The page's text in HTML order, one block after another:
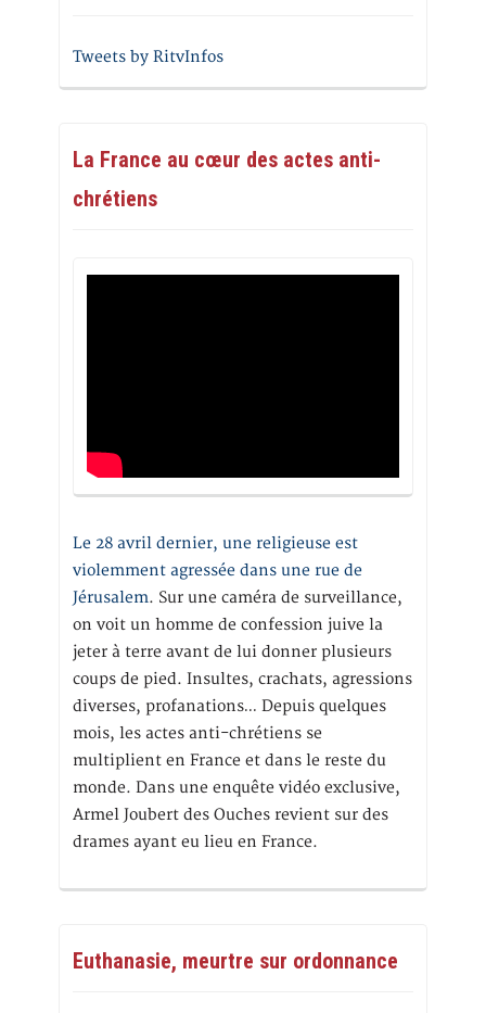
Tweets by RitvInfos
La France au cœur des actes anti-
chrétiens
Le 28 avril dernier, une religieuse est
violemment agressée dans une rue de
Jérusalem. Sur une caméra de surveillance,
on voit un homme de confession juive la
jeter à terre avant de lui donner plusieurs
coups de pied. Insultes, crachats, agressions
diverses, profanations… Depuis quelques
mois, les actes anti-chrétiens se
multiplient en France et dans le reste du
monde. Dans une enquête vidéo exclusive,
Armel Joubert des Ouches revient sur des
drames ayant eu lieu en France.
Euthanasie, meurtre sur ordonnance